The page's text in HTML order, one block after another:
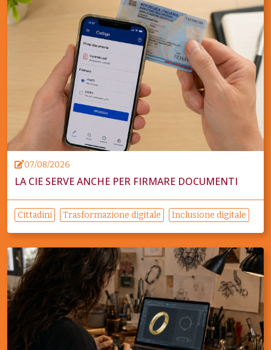
07/08/2026
LA CIE SERVE ANCHE PER FIRMARE DOCUMENTI
Cittadini Trasformazione digitale Inclusione digitale